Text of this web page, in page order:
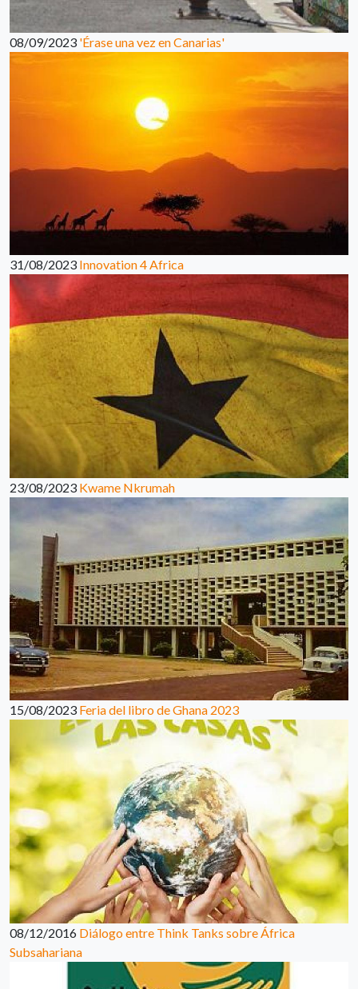
08/09/2023 'Érase una vez en Canarias'
31/08/2023 Innovation 4 Africa
23/08/2023 Kwame Nkrumah
15/08/2023 Feria del libro de Ghana 2023
08/12/2016 Diálogo entre Think Tanks sobre África
Subsahariana